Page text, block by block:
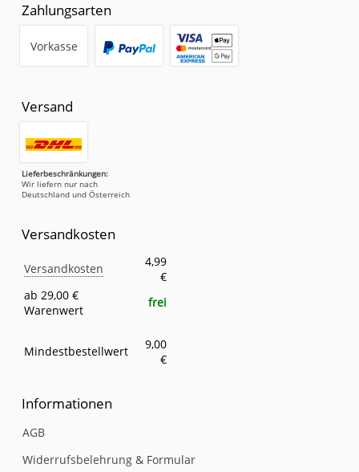
Zahlungsarten
Vorkasse
Versand
Lieferbeschränkungen:
Wir liefern nur nach
Deutschland und Österreich
Versandkosten
Eigenschaft
Versandkosten
4,99
€
ab 29,00 €
Warenwert
frei
Mindestbestellwert
9,00
€
Informationen
AGB
Widerrufsbelehrung & Formular